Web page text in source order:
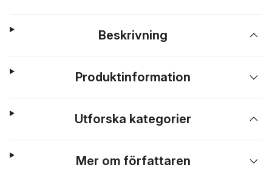
Beskrivning
Produktinformation
Utforska kategorier
Mer om författaren